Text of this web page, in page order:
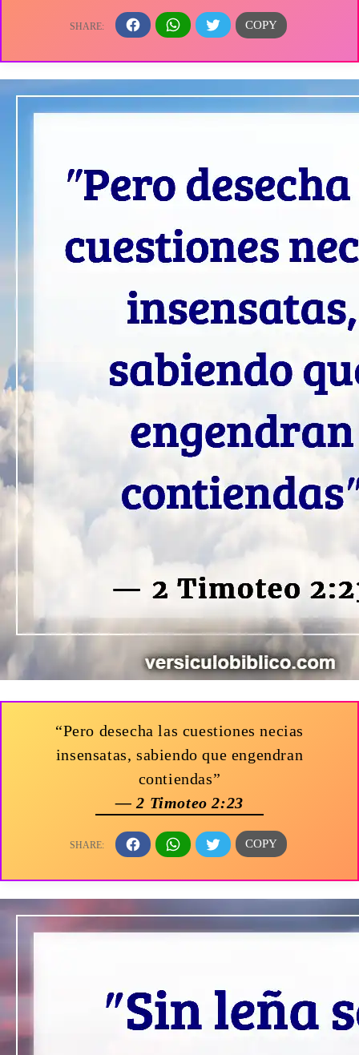
“Pero desecha las cuestiones necias
insensatas, sabiendo que engendran
contiendas”
— 2 Timoteo 2:23